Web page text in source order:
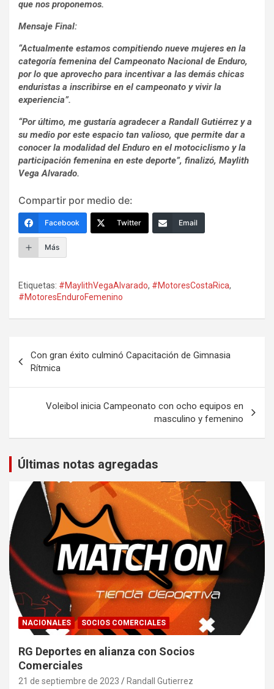
que nos proponemos.
Mensaje Final:
“Actualmente estamos compitiendo nueve mujeres en la
categoría femenina del Campeonato Nacional de Enduro,
por lo que aprovecho para incentivar a las demás chicas
enduristas a inscribirse en el campeonato y vivir la
experiencia”.
“Por último, me gustaría agradecer a Randall Gutiérrez y a
su medio por este espacio tan valioso, que permite dar a
conocer la modalidad del Enduro en el motociclismo y la
participación femenina en este deporte”, finalizó, Maylith
Vega Alvarado.
Compartir por medio de:
Facebook Twitter Email
Más
Etiquetas: #MaylithVegaAlvarado, #MotoresCostaRica,
#MotoresEnduroFemenino
de
entradas
Con gran éxito culminó Capacitación de Gimnasia
Rítmica
Voleibol inicia Campeonato con ocho equipos en
masculino y femenino
Últimas notas agregadas
NACIONALES SOCIOS COMERCIALES
RG Deportes en alianza con Socios
Comerciales
21 de septiembre de 2023 Randall Gutierrez